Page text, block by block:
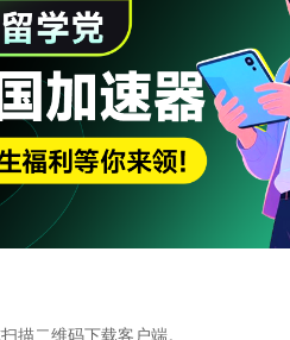
描二维码下载客户端。